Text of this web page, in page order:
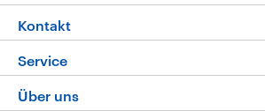
Die Nachrichten
Nachrichtenleicht
Neue Beiträge auf dlf.de
Livestream
Podcasts
Deutschlandfunk App
Kontakt
Hörerservice
Service
FAQ
Über uns